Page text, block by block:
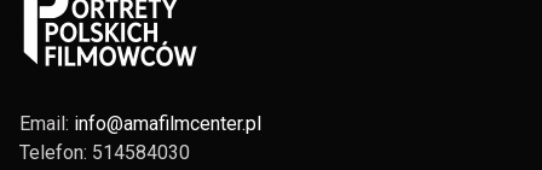
Email: info@amafilmcenter.pl
Telefon: 514584030